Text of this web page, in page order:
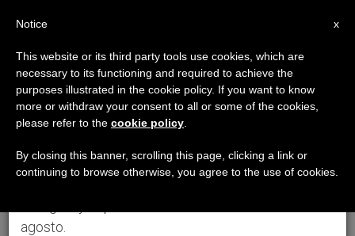
×
Aviso importante
Del 27 de julio al 7 de agosto haremos la pausa
anual, aprovechando que en el periodo de verano
se generan menos informaciones y también el
agosto.
x
Notice
This website or its third party tools use cookies, which are
necessary to its functioning and required to achieve the
purposes illustrated in the cookie policy. If you want to know
more or withdraw your consent to all or some of the cookies,
please refer to the cookie policy
By closing this banner, scrolling this page, clicking a link or
continuing to browse otherwise, you agree to the use of cookies.